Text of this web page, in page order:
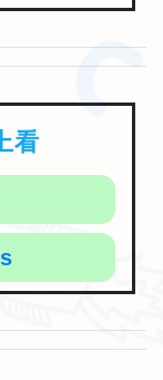
看